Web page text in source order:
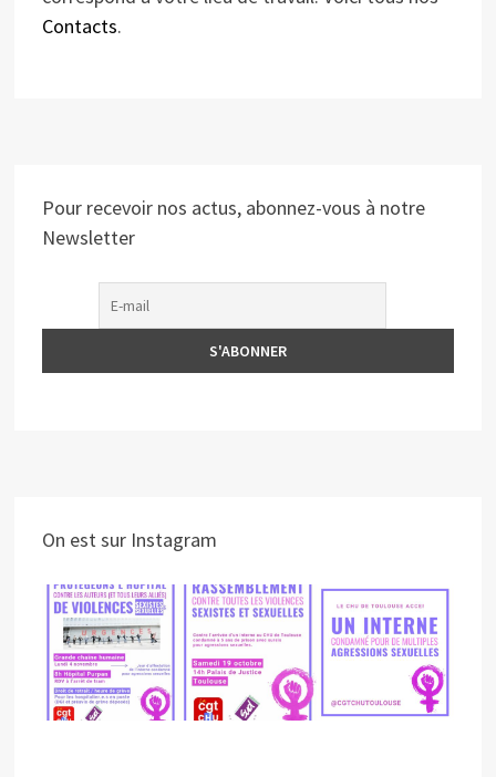
Contacts.
Pour recevoir nos actus, abonnez-vous à notre
Newsletter
On est sur Instagram